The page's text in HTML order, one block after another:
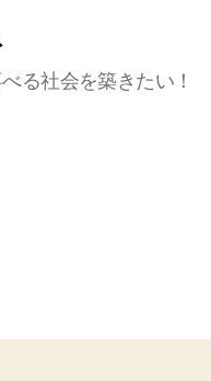
る社会を築きたい！